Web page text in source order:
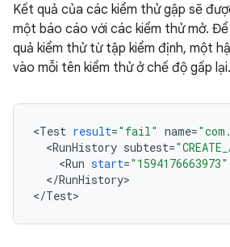
Kết quả của các kiểm thử gập sẽ
một báo cáo với các kiểm thử mở.
quả kiểm thử từ tập kiểm định, một
vào mỗi tên kiểm thử ở chế độ gấp lại.
<Test result="fail" name=
<RunHistory subtest=
<Run start="1594176663973"
</RunHistory>
</Test